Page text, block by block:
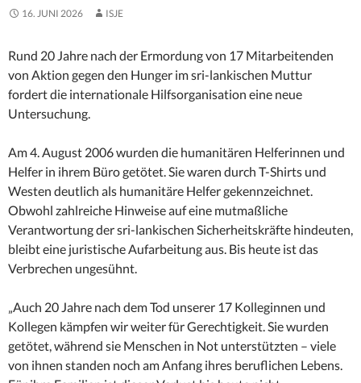
16. JUNI 2026 ISJE
Rund 20 Jahre nach der Ermordung von 17 Mitarbeitenden
von Aktion gegen den Hunger im sri-lankischen Muttur
fordert die internationale Hilfsorganisation eine neue
Untersuchung.
Am 4. August 2006 wurden die humanitären Helferinnen und
Helfer in ihrem Büro getötet. Sie waren durch T-Shirts und
Westen deutlich als humanitäre Helfer gekennzeichnet.
Obwohl zahlreiche Hinweise auf eine mutmaßliche
Verantwortung der sri-lankischen Sicherheitskräfte hindeuten,
bleibt eine juristische Aufarbeitung aus. Bis heute ist das
Verbrechen ungesühnt.
„Auch 20 Jahre nach dem Tod unserer 17 Kolleginnen und
Kollegen kämpfen wir weiter für Gerechtigkeit. Sie wurden
getötet, während sie Menschen in Not unterstützten – viele
von ihnen standen noch am Anfang ihres beruflichen Lebens.